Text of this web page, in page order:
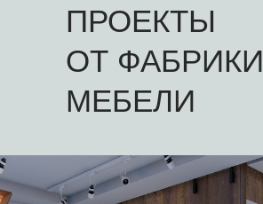
ПРОЕКТЫ
ОТ ФАБРИКИ
МЕБЕЛИ